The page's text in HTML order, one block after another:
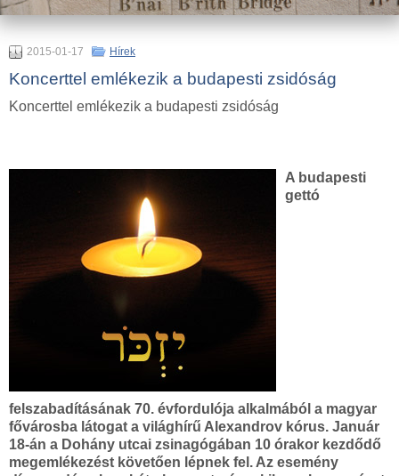
2015-01-17 Hírek
Koncerttel emlékezik a budapesti zsidóság
Koncerttel emlékezik a budapesti zsidóság
A budapesti
gettó
felszabadításának 70. évfordulója alkalmából a magyar
fővárosba látogat a világhírű Alexandrov kórus. Január
18-án a Dohány utcai zsinagógában 10 órakor kezdődő
megemlékezést követően lépnek fel. Az esemény